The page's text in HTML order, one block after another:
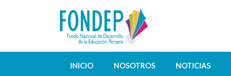
INICIO NOSOTROS NOTICIAS